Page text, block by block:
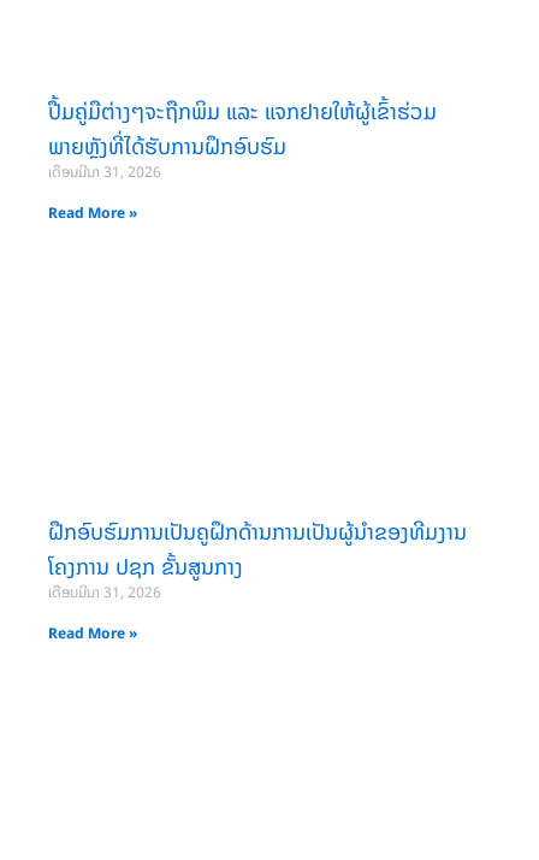
ປື້ມຄູ່ມືຕ່າງໆຈະຖືກພິມ ແລະ ແຈກຢາຍໃຫ້ຜູ້ເຂົ້າຮ່ວມ
ພາຍຫຼັງທີ່ໄດ້ຮັບການຝຶກອົບຮົມ
ເດືອນມີນາ 31, 2026
Read More »
ຝືກອົບຮົມການເປັນຄູຝຶກດ້ານການເປັນຜູ້ນໍາຂອງທີມງານ
ໂຄງການ ປຊກ ຂັ້ນສູນກາງ
ເດືອນມີນາ 31, 2026
Read More »